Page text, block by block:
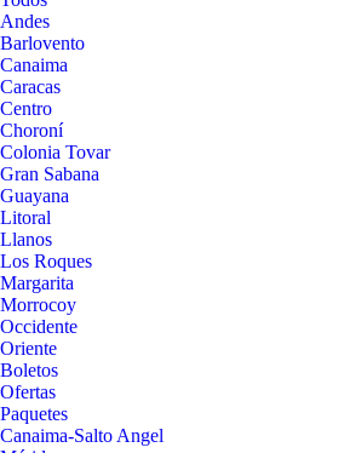
Andes
Barlovento
Canaima
Caracas
Centro
Choroní
Colonia Tovar
Gran Sabana
Guayana
Litoral
Llanos
Los Roques
Margarita
Morrocoy
Occidente
Oriente
Boletos
Ofertas
Paquetes
Canaima-Salto Angel